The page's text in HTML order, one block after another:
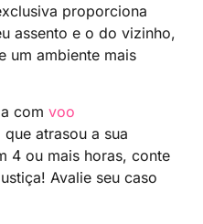
proporciona
assento e o do vizinho,
um ambiente mais
com voo
que atrasou a sua
4 ou mais horas, conte
Avalie seu caso